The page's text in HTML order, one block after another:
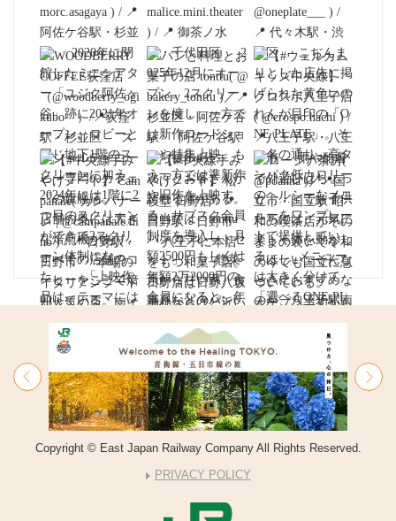
Copyright © East Japan Railway Company All Rights Reserved.
PRIVACY POLICY